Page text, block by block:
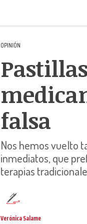
OPINIÓN
falsa
Nos hemos vuelto
inmediatos, que
terapias
Verónica Salame